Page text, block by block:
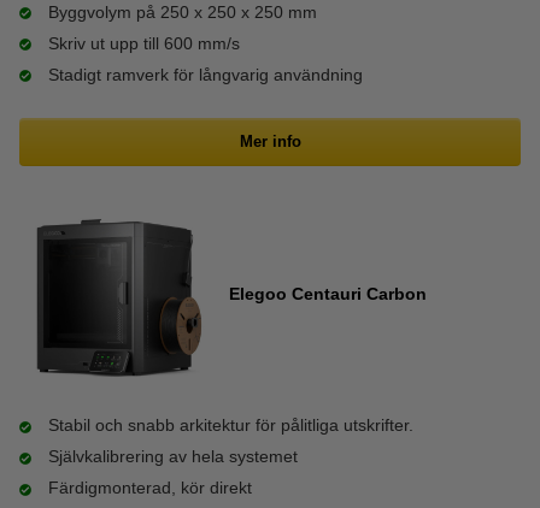
Byggvolym på 250 x 250 x 250 mm
Skriv ut upp till 600 mm/s
Stadigt ramverk för långvarig användning
Mer info
Elegoo Centauri Carbon
Stabil och snabb arkitektur för pålitliga utskrifter.
Självkalibrering av hela systemet
Färdigmonterad, kör direkt